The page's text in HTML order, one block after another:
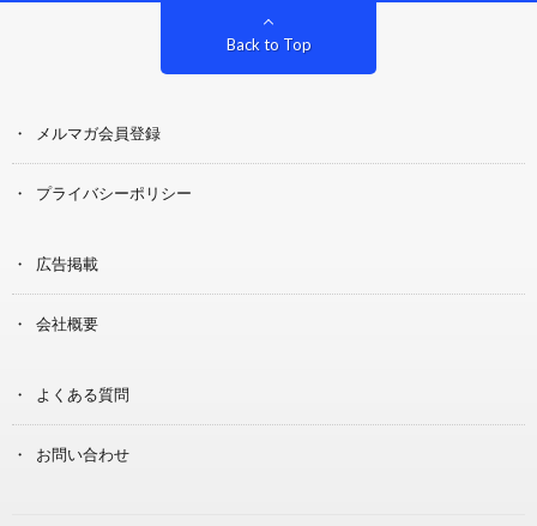
Back to Top
メルマガ会員登録
プライバシーポリシー
広告掲載
会社概要
よくある質問
お問い合わせ